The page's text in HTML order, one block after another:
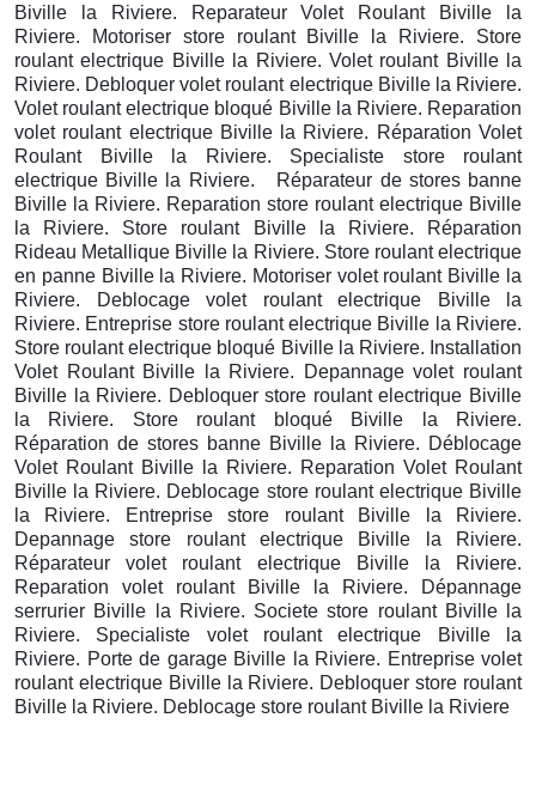
Biville la Riviere. Reparateur Volet Roulant Biville la
Riviere. Motoriser store roulant Biville la Riviere. Store
roulant electrique Biville la Riviere. Volet roulant Biville la
Riviere. Debloquer volet roulant electrique Biville la Riviere.
Volet roulant electrique bloqué Biville la Riviere. Reparation
volet roulant electrique Biville la Riviere. Réparation Volet
Roulant Biville la Riviere. Specialiste store roulant
electrique Biville la Riviere. Réparateur de stores banne
Biville la Riviere. Reparation store roulant electrique Biville
la Riviere. Store roulant Biville la Riviere. Réparation
Rideau Metallique Biville la Riviere. Store roulant electrique
en panne Biville la Riviere. Motoriser volet roulant Biville la
Riviere. Deblocage volet roulant electrique Biville la
Riviere. Entreprise store roulant electrique Biville la Riviere.
Store roulant electrique bloqué Biville la Riviere. Installation
Volet Roulant Biville la Riviere. Depannage volet roulant
Biville la Riviere. Debloquer store roulant electrique Biville
la Riviere. Store roulant bloqué Biville la Riviere.
Réparation de stores banne Biville la Riviere. Déblocage
Volet Roulant Biville la Riviere. Reparation Volet Roulant
Biville la Riviere. Deblocage store roulant electrique Biville
la Riviere. Entreprise store roulant Biville la Riviere.
Depannage store roulant electrique Biville la Riviere.
Réparateur volet roulant electrique Biville la Riviere.
Reparation volet roulant Biville la Riviere. Dépannage
serrurier Biville la Riviere. Societe store roulant Biville la
Riviere. Specialiste volet roulant electrique Biville la
Riviere. Porte de garage Biville la Riviere. Entreprise volet
roulant electrique Biville la Riviere. Debloquer store roulant
Biville la Riviere. Deblocage store roulant Biville la Riviere